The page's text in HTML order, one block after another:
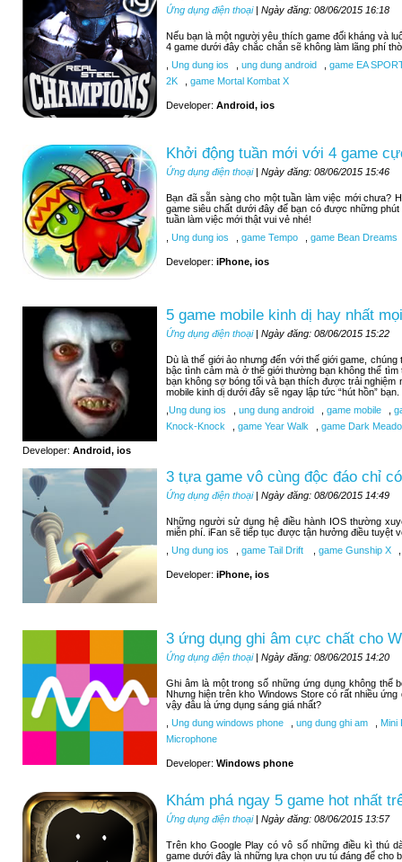
Ứng dụng điện thoại| Ngày đăng: 08/06/2015 16:18
Nếu bạn là một người yêu thích game đối kháng và
4 game dưới đây chắc chắn sẽ không làm lãng phí
Ung dung ios ung dung android
game EA
2K
game Mortal Kombat X
Developer: Android, ios
Khởi động tuần mới với 4 game
Ứng dụng điện thoại| Ngày đăng: 08/06/2015 15:46
Bạn đã sẵn sàng cho một tuần làm việc mới chưa?
game siêu chất dưới đây để bạn có được những
tuần làm việc mới thật vui vẻ nhé!
Ung dung ios game Tempo game Bean Dreams
Developer: iPhone, ios
5 game mobile kinh dị hay nhất
Ứng dụng điện thoại| Ngày đăng: 08/06/2015 15:22
Dù là thế giới ảo nhưng đến với thế giới game,
bậc tình cảm mà ở thế giới thường bạn không thể
bạn không sợ bóng tối và bạn thích được trải
mobile kinh dị dưới đây sẽ ngay lập tức “hút hồn” bạn.
Ung dung ios ung dung android game mobile
Knock-Knock
game Year Walk game Dark
Developer: Android, ios
3 tựa game vô cùng độc đáo chỉ
Ứng dụng điện thoại| Ngày đăng: 08/06/2015 14:49
Những người sử dụng hệ điều hành IOS thường
miễn phí. iFan sẽ tiếp tục được tận hưởng điều tuyệt
Ung dung ios game Tail Drift game Gunship X
Developer: iPhone, ios
3 ứng dụng ghi âm cực chất cho
Ứng dụng điện thoại| Ngày đăng: 08/06/2015 14:20
Ghi âm là một trong số những ứng dụng không thể
Nhưng hiện trên kho Windows Store có rất nhiều
vậy đâu là ứng dụng sáng giá nhất?
Ung dung windows phone ung dung ghi am
Mini
Microphone
Developer: Windows phone
Khám phá ngay 5 game hot nhất
Ứng dụng điện thoại| Ngày đăng: 08/06/2015 13:57
Trên kho Google Play có vô số những điều kì thú
game dưới đây là những lựa chọn ưu tú đáng để cho